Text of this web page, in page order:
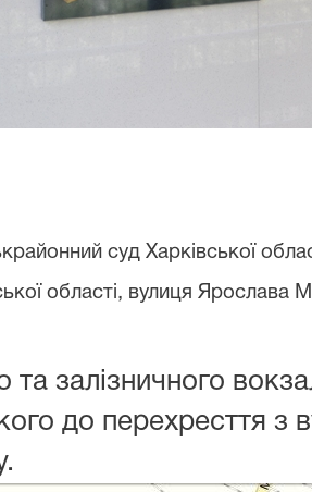
суд Харківської
області, вулиця
та залізничного
до перехресття з